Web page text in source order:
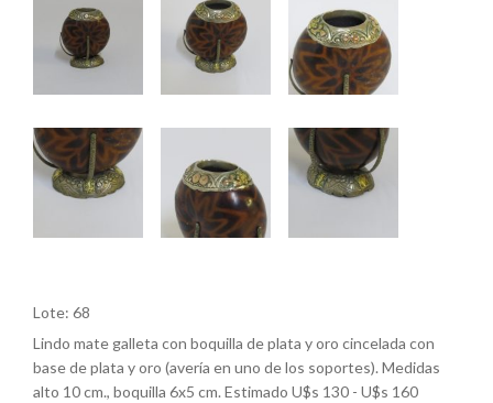
Lote: 68
Lindo mate galleta con boquilla de plata y oro cincelada con
base de plata y oro (avería en uno de los soportes). Medidas
alto 10 cm., boquilla 6x5 cm. Estimado U$s 130 - U$s 160